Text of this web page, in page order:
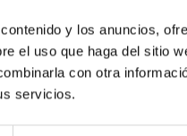
y los anuncios,
el uso que haga del sitio
con otra
servicios.